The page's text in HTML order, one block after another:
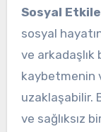
Sosyal
sosyal
ve arkadaşlık
kaybetmenin
uzaklaşabilir.
ve sağlıksız